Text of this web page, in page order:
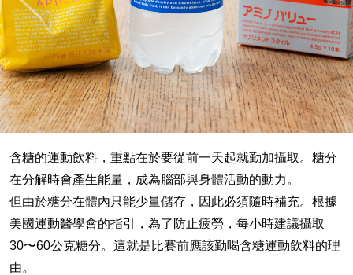
含糖的運動飲料，重點在於要從前一天起就勤加攝取。糖分
在分解時會產生能量，成為腦部與身體活動的動力。
但由於糖分在體內只能少量儲存，因此必須隨時補充。根據
美國運動醫學會的指引，為了防止疲勞，每小時建議攝取
30〜60公克糖分。這就是比賽前應該勤喝含糖運動飲料的理
由。